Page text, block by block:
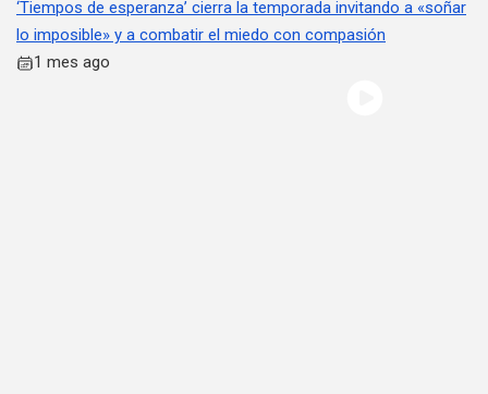
‘Tiempos de esperanza’ cierra la temporada invitando a «soñar
lo imposible» y a combatir el miedo con compasión
1 mes ago